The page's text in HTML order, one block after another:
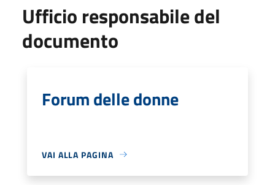
Ufficio responsabile del
documento
Forum delle donne
VAI ALLA PAGINA